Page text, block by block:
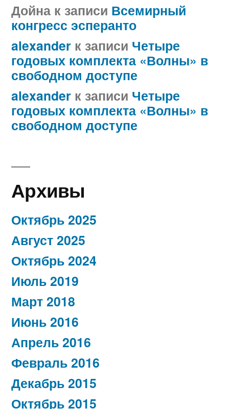
Дойна к записи Всемирный
конгресс эсперанто
alexander к записи Четыре
годовых комплекта «Волны» в
свободном доступе
alexander к записи Четыре
годовых комплекта «Волны» в
свободном доступе
Архивы
Октябрь 2025
Август 2025
Октябрь 2024
Июль 2019
Март 2018
Июнь 2016
Апрель 2016
Февраль 2016
Декабрь 2015
Октябрь 2015